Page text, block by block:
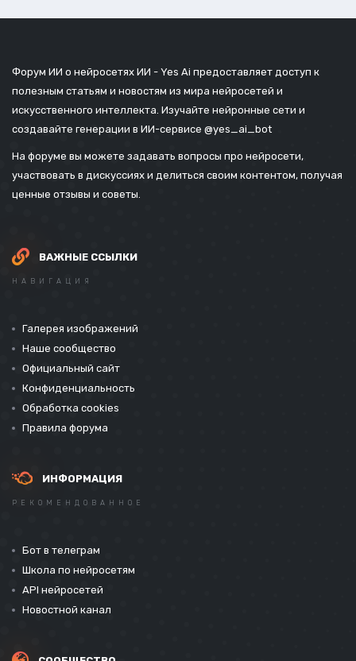
Форум ИИ о нейросетях ИИ - Yes Ai предоставляет доступ к
полезным статьям и новостям из мира нейросетей и
искусственного интеллекта. Изучайте нейронные сети и
создавайте генерации в ИИ-сервисе @yes_ai_bot
На форуме вы можете задавать вопросы про нейросети,
участвовать в дискуссиях и делиться своим контентом, получая
ценные отзывы и советы.
ВАЖНЫЕ ССЫЛКИ
НАВИГАЦИЯ
Галерея изображений
Наше сообщество
Официальный сайт
Конфиденциальность
Обработка cookies
Правила форума
ИНФОРМАЦИЯ
РЕКОМЕНДОВАННОЕ
Бот в телеграм
Школа по нейросетям
API нейросетей
Новостной канал